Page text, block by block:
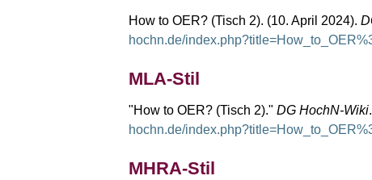
How to OER? (Tisch 2). (10. April 2024).
hochn.de/
MLA-Stil
"How to OER? (Tisch 2)." DG HochN-Wiki
hochn.de/
MHRA-Stil